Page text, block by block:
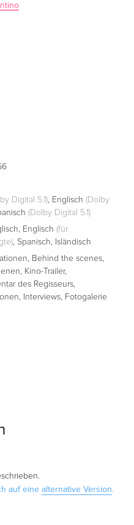
Uncut,
vergriffen
vergriffen
vergriffen
vergriffen
Boxer Butch (Bruce
Digital 5.1), Englisch (Dolby
(Dolby Digital 5.1)
, Englisch (für
, Spanisch, Isländisch
, Behind the scenes,
, Kino-Trailer,
des Regisseurs,
, Interviews, Fotogalerie
auf eine alternative Version.